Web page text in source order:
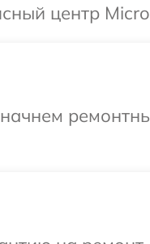
центр